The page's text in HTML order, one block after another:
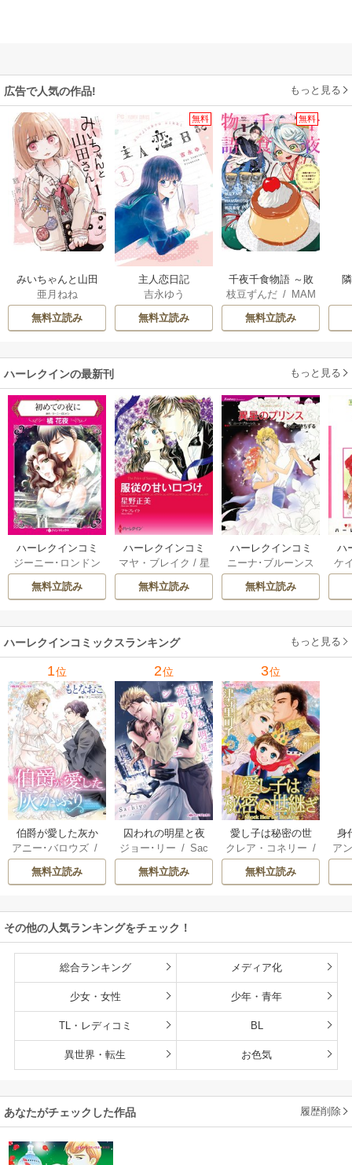
広告で人気の作品! もっと見る
みいちゃんと山田
さん
亜月ねね
無料立読み
無料
主人恋日記
吉永ゆう
無料立読み
無料
千夜千食物語 ～敗
国の姫ですが氷の
皇子殿下がどうも
溺愛してくれてい
枝豆ずんだ/ MAM
AKOTO / 鴉羽凛燈
無料立読み
ハーレクインの最新刊 もっと見る
ハーレクインコミ
ックス セット 202
6年 vol.1064 1巻
ジーニー･ロンドン
/橘花夜/メアリ
ー･ライアンズ
ーガン/星合操/ア
ン･ウィール/ 津寺
里可子
無料立読み
ハーレクインコミ
ックス セット 202
6年 vol.1002 1巻
マヤ・ブレイク / 星
野正美/ヘレン･ブ
ルックス/のわきね
ウェイ/一重夕子
無料立読み
ハーレクインコミ
ックス セット 202
6年 vol.1063 1巻
ニーナ･ブルーンス
/おおつきちずる/
レベッカ･ヨーク
ーディ/海野みつる
サラ･ウッド/流
水凛子
無料立読み
ハ
ッ
ケ
/
ザ
ハーレクインコミックスランキング もっと見る
1位
伯爵が愛した灰か
ぶり
アニー･バロウズ/
もとなおこ
無料立読み
2位
囚われの明星と夜
明けのシュヴァリ
エ
ジョー･リー /Sac
hiyo
無料立読み
3位
愛し子は秘密の世
継ぎ
クレア・コネリー /
津寺里可子
無料立読み
身
ア
その他の人気ランキングをチェック！
総合ランキング メディア化
少女・女性 少年・青年
TL・レディコミ BL
異世界・転生 お色気
あなたがチェックした作品 履歴削除